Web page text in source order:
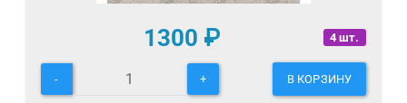
4 шт.
1300 ₽
- + В КОРЗИНУ